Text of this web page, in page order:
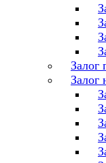
Залог
Залог